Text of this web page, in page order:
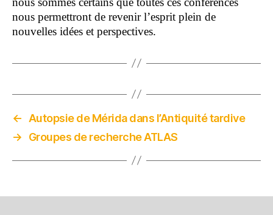
nous permettront de revenir l’esprit plein de
nouvelles idées et perspectives.
← Autopsie de Mérida dans l’Antiquité tardive
→
Groupes de recherche ATLAS